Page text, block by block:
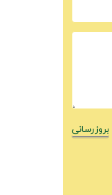
بروزرسانی